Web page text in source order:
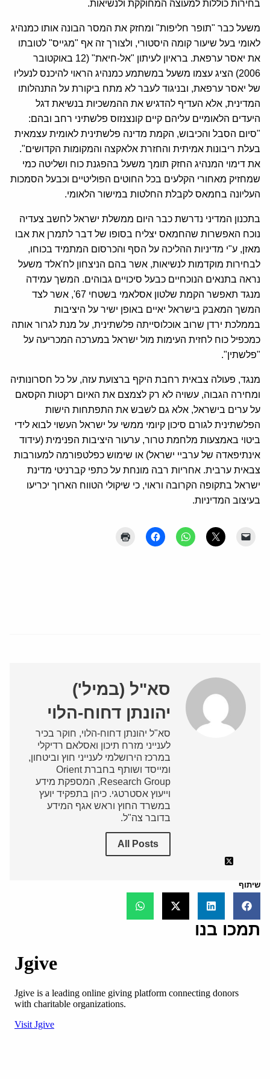
בחירות כוללות למעוצה המחוקקת ולנשיאות.
משעל כבר "תופר חליפות" ומחזק את המסר הבונה אותו כמנהיג
לאומי בעל שיעור קומה היסטורי, ולצורך זה אף "מגייס" לטובתו
את יאסר ערפאת. בראיון לעיתון "אל-חיאת" (12 באוקטובר
2006) הציג עצמו משעל במשתמע כמנהיג הראוי להיכנס לנעליו
של יאסר ערפאת, ובניגוד לעבר לא מתח ביקורת על התנהלותו
המדינית, אלא העדיף להדגיש את ההמשכיות בנשיאת דגל
היעדים הלאומיים עליהם קיים קונצנזוס פלשתיני רחב ובהם:
"סיום הסבל והכיבוש, הקמת מדינה פלשתינית לאומית עצמאית
בעלת ריבונות אמיתית והחזרת אלאקצה והמקומות הקדושים".
את דימוי המנהיג החזק תומך משעל בהפגנת כוח ושליטה כמי
שמחזיק מאחורי הקלעים בכל החוטים הפוליטיים וכבעל הסמכות
העליונה בחמאס לקבלת החלטות במישור הלאומי.
בתכנון המדיני נדרשת כבר היום ממשלת ישראל לחשב צעדיה
נוכח האפשרות שהחמאס יצליח בסופו של דבר לתמרן את אבו
מאזן, ע"י מדיניות ההליכה על הסף והכרסום המתמיד בכוחו,
לבחירות מוקדמות לנשיאות, אשר בהם הניצחון לח'אלד משעל
נראה בתנאים הנוכחיים כבעל סיכויים גבוהים. המשך עמידה
מנגד תאפשר הקמת שלטון אסלאמי בשטחי 67', אשר לצד
המשך המאבק בישראל יאיים באופן ישיר על היציבות
בממלכת ירדן שרוב אוכלוסייתה פלשתינית, על מנת לגרור אותה
כמכפיל כוח לחזית העימות מול ישראל במערכה המכריעה על
"פלשתין".
מנגד, פעולה צבאית רחבת היקף ברצועת עזה, על כל חסרונותיה
ומחירה הגבוה, עשויה לא רק לצמצם את האיום רקטות הקסאם
על ערים בישראל, אלא גם לשבש את התפתחות הישות
הפלשתינית לגורם סיכון קיומי ממשי על ישראל העשוי לבוא לידי
ביטוי באמצעות מלחמת טרור, ערעור היציבות הפנימית (עידוד
אינתיפאדה של ערביי ישראל) או שימוש כפלטפורמה למעורבות
צבאית ערבית. אחריות רבה מונחת על כתפי קברניטי מדינת
ישראל בתקופה הקרובה וראוי, כי שיקולי הטווח הארוך יכריעו
בעיצוב המדיניות.
סא"ל (במיל')
יהונתן דחוח-הלוי
סא"ל יהונתן דחוח-הלוי, חוקר בכיר
לענייני מזרח תיכון ואסלאם רדיקלי
במרכז הירושלמי לענייני חוץ וביטחון,
ומייסד ושותף בחברת Orient
Research Group, המספקת מידע
וייעוץ אסטרטגי. כיהן בתפקיד יועץ
במשרד החוץ וראש אגף המידע
בדובר צה"ל.
All Posts
שיתוף
תמכו בנו